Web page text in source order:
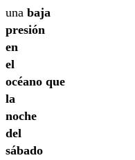
una baja
presión
en
el
océano que
la
noche
del
sábado